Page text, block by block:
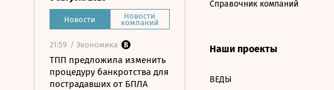
Новости Новости
компаний
21:59 / Экономика
ТПП предложила изменить
процедуру банкротства для
пострадавших от БПЛА
Справочник компаний
Наши проекты
ВЕДЫ